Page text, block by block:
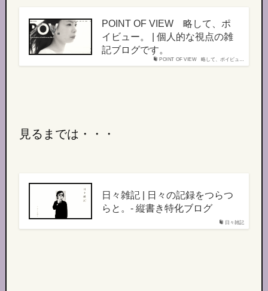
POINT OF VIEW 略して、ポイビュ…
POINT OF VIEW 略して、ポ
イビュー。 | 個人的な視点の雑
記ブログです。
見るまでは・・・
日々雑記
日々雑記 | 日々の記録をつらつ
らと。- 縦書き特化ブログ